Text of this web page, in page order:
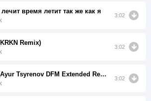
время летит так же как я
3:02
Remix)
3:02
Стреляй (Ayur Tsyrenov DFM Extended Remix)
3:02